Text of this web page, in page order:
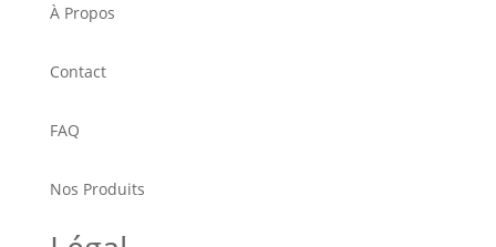
À Propos
Contact
FAQ
Nos Produits